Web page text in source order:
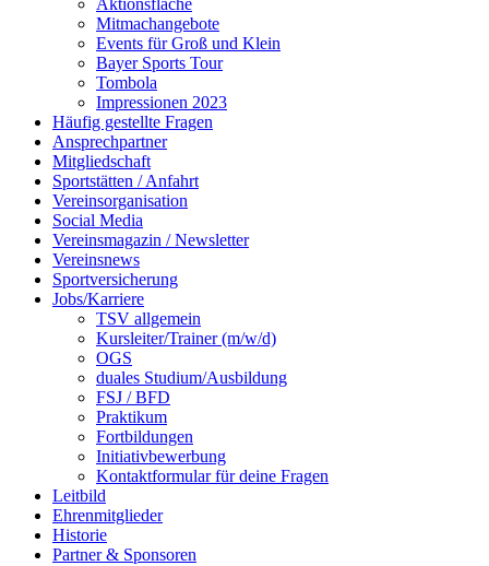
Aktionsfläche
Mitmachangebote
Events für Groß und Klein
Bayer Sports Tour
Tombola
Impressionen 2023
Häufig gestellte Fragen
Ansprechpartner
Mitgliedschaft
Sportstätten / Anfahrt
Vereinsorganisation
Social Media
Vereinsmagazin / Newsletter
Vereinsnews
Sportversicherung
Jobs/Karriere
TSV allgemein
Kursleiter/Trainer (m/w/d)
OGS
duales Studium/Ausbildung
FSJ / BFD
Praktikum
Fortbildungen
Initiativbewerbung
Kontaktformular für deine Fragen
Leitbild
Ehrenmitglieder
Historie
Partner & Sponsoren